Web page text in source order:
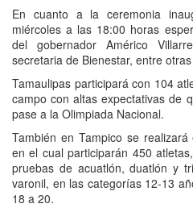
En cuanto a la ceremonia
miércoles a las 18:00 horas
del gobernador Américo
secretaria de Bienestar, entre
Tamaulipas participará con 104
campo con altas expectativas de
pase a la Olimpiada Nacional.
También en Tampico se
en el cual participarán 450
pruebas de acuatlón, duatlón y
varonil, en las categorías 12-13
18 a 20.